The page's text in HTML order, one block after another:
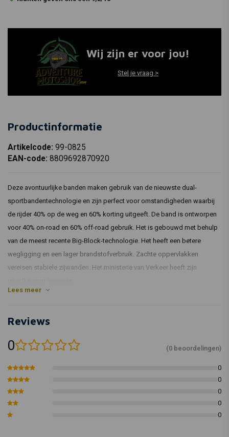
Wij zijn er voor jou!
Stel je vraag >
Productinformatie
Artikelcode: 99-0825
EAN-code: 8809692870920
Deze avontuurlijke banden maken gebruik van de nieuwste dual-
sportbandentechnologie en zijn perfect voor omstandigheden waarbij
de rijder 40% op de weg en 60% korting uitgeeft. De band is ontworpen
voor 40% on-road en 60% off-road gebruik. Het is gebouwd met behulp
van de meest recente Big-Block-technologie. Het heeft een betere
wegligging en een lager brandstofverbruik. Zachte oppervlakken
vereisen stabiele zijwanden. Het ministerie van Verkeer heeft zijn
Lees meer
Reviews
0 (0 beoordelingen)
0
0
0
0
0